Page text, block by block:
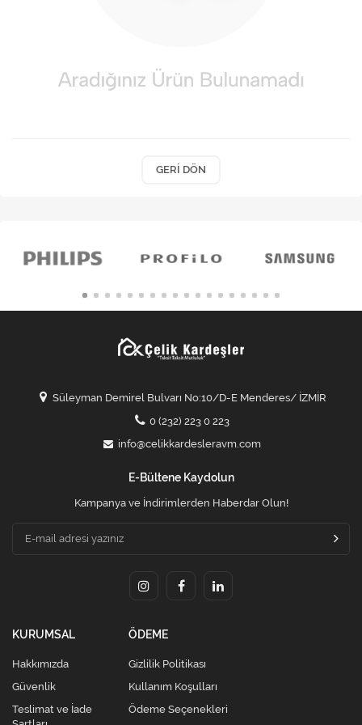
Ev Tekstili
GERI DÖN
Süleyman Demirel Bulvarı No:10/D-E Menderes/ İZMİR
0 (232) 223 0 223
info@celikkardesleravm.com
E-Bültene Kaydolun
Kampanya ve İndirimlerden Haberdar Olun!
KURUMSAL
Hakkımızda
Güvenlik
Teslimat ve İade
ÖDEME
Gizlilik Politikası
Kullanım Koşulları
Ödeme Seçenekleri